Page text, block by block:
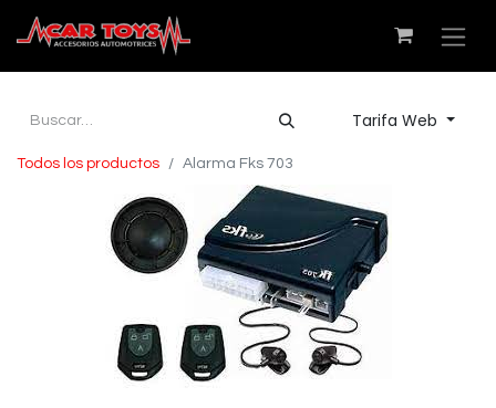
Tarifa Web
Todos los productos Alarma Fks 703